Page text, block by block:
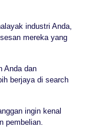
industri Anda,
mereka yang
Anda dan
berjaya di search
ingin kenal
pembelian.